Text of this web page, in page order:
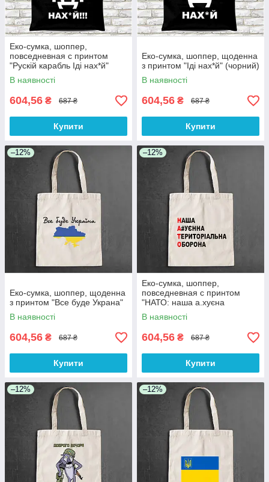
Еко-сумка, шоппер,
повседневная с принтом
"Рускій карабль Іді нах*й"
(черная)
В наявності
604,56 ₴ 687 ₴
Купити
Еко-сумка, шоппер, щоденна
з принтом "Іді нах*й" (чорний)
В наявності
604,56 ₴ 687 ₴
Купити
–12%
Еко-сумка, шоппер, щоденна
з принтом "Все буде Украна"
В наявності
604,56 ₴ 687 ₴
Купити
–12%
Еко-сумка, шоппер,
повседневная с принтом
"НАТО: наша а.хуєна
територіальна оборона"
В наявності
604,56 ₴ 687 ₴
Купити
–12% –12%